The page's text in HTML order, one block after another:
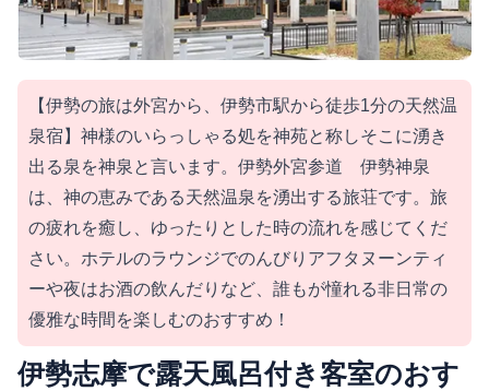
【伊勢の旅は外宮から、伊勢市駅から徒歩1分の天然温
泉宿】神様のいらっしゃる処を神苑と称しそこに湧き
出る泉を神泉と言います。伊勢外宮参道 伊勢神泉
は、神の恵みである天然温泉を湧出する旅荘です。旅
の疲れを癒し、ゆったりとした時の流れを感じてくだ
さい。ホテルのラウンジでのんびりアフタヌーンティ
ーや夜はお酒の飲んだりなど、誰もが憧れる非日常の
優雅な時間を楽しむのおすすめ！
伊勢志摩で露天風呂付き客室のおす